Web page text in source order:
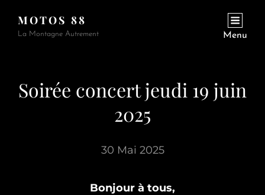
MOTOS 88
La Montagne Autrement Menu
Soirée concert jeudi 19 juin
2025
30 Mai 2025
Bonjour à tous,